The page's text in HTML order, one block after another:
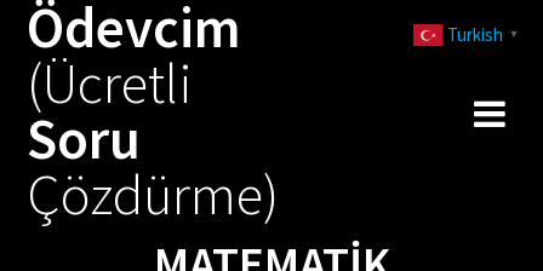
Ödevcim
(Ücretli
Soru
Çözdürme)
Turkish ▼